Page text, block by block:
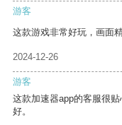
游客
这款游戏非常好玩，画面
2024-12-26
游客
这款加速器app的客服很
好。